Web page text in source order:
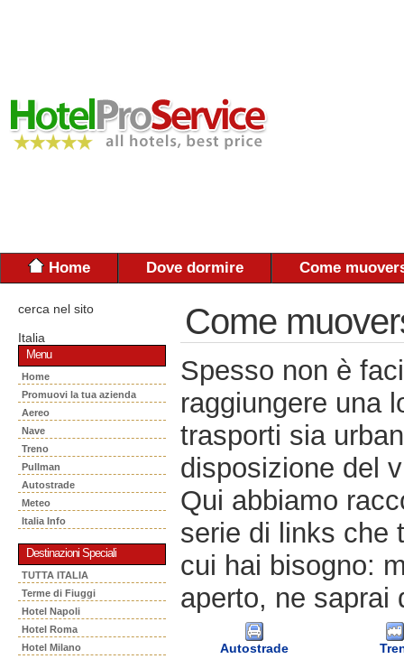
Home Dove dormire Come
cerca nel sito
Italia
Menu
Home
Promuovi la tua azienda
Aereo
Nave
Treno
Pullman
Autostrade
Meteo
Italia Info
Destinazioni Speciali
TUTTA ITALIA
Terme di Fiuggi
Hotel Napoli
Hotel Roma
Hotel Milano
Come
Spesso non è
raggiungere una
trasporti sia
disposizione del
Qui abbiamo
serie di links che
cui hai bisogno:
aperto, ne saprai
Autostrade